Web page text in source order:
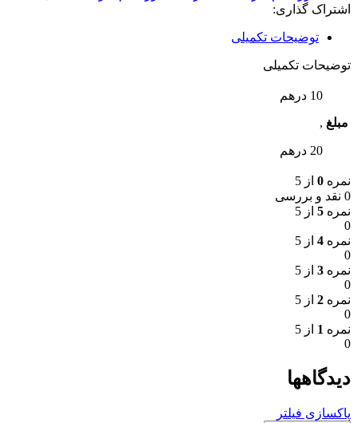
اشتراک گذاری:
توضیحات تکمیلی
توضیحات تکمیلی
مبلغ
10 درهم
,
20 درهم
نمره 0 از 5
0 نقد و بررسی
نمره 5 از 5
0
نمره 4 از 5
0
نمره 3 از 5
0
نمره 2 از 5
0
نمره 1 از 5
0
دیدگاهها
پاکسازی فیلتر